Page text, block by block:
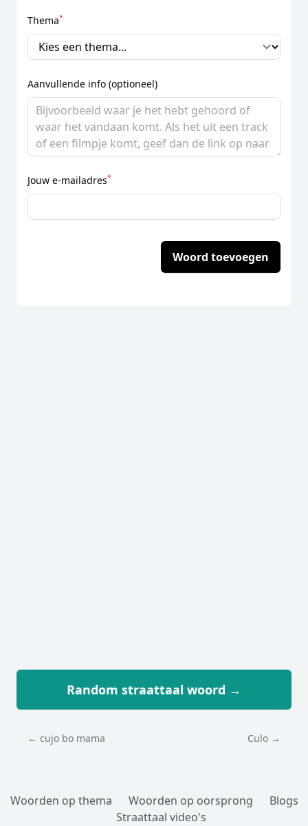
Thema*
Aanvullende info (optioneel)
Jouw e-mailadres*
Woord toevoegen
Random straattaal woord →
← cujo bo mama Culo →
Woorden op thema Woorden op oorsprong
Blogs
Straattaal video's